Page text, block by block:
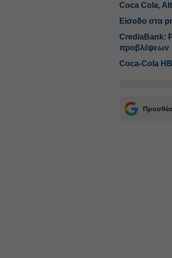
Coca Cola,
Είσοδο στα
CrediaBank:
προβλέψεων
Coca-Cola